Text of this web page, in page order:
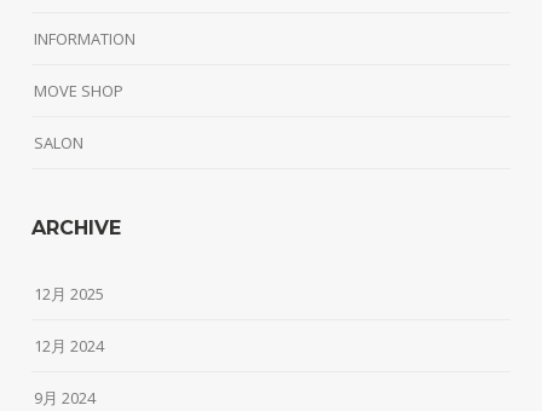
INFORMATION
MOVE SHOP
SALON
ARCHIVE
12月 2025
12月 2024
9月 2024